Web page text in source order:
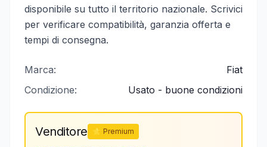
disponibile su tutto il territorio nazionale. Scrivici
per verificare compatibilità, garanzia offerta e
tempi di consegna.
Marca:
Fiat
Condizione:
Usato - buone condizioni
Venditore ⭐ Premium